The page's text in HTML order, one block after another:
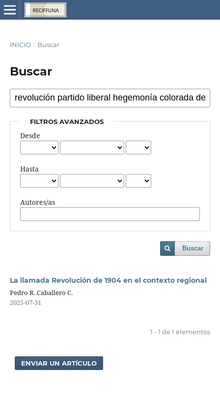
INICIO / Buscar
Buscar
FILTROS AVANZADOS
Desde
Hasta
Autores/as
Buscar
La llamada Revolución de 1904 en el contexto regional
Pedro R. Caballero C.
2025-07-31
1 - 1 de 1 elementos
ENVIAR UN ARTÍCULO